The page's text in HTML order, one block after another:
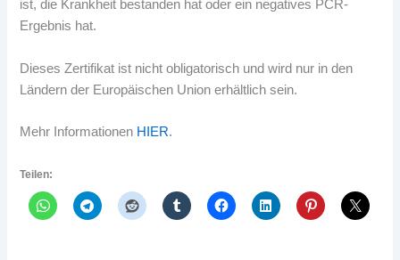
ist, die Krankheit bestanden hat oder ein negatives PCR-
Ergebnis hat.
Dieses Zertifikat ist nicht obligatorisch und wird nur in den
Ländern der Europäischen Union erhältlich sein.
Mehr Informationen HIER.
Teilen: